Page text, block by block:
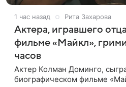
1 час назад Рита Захарова
Актера, игравшего
фильме «Майкл»,
часов
Актер Колман Доминго,
биографическом фильме